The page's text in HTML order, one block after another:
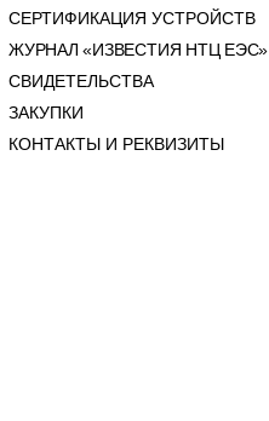
СЕРТИФИКАЦИЯ УСТРОЙСТВ
ЖУРНАЛ «ИЗВЕСТИЯ НТЦ ЕЭС»
СВИДЕТЕЛЬСТВА
ЗАКУПКИ
КОНТАКТЫ И РЕКВИЗИТЫ